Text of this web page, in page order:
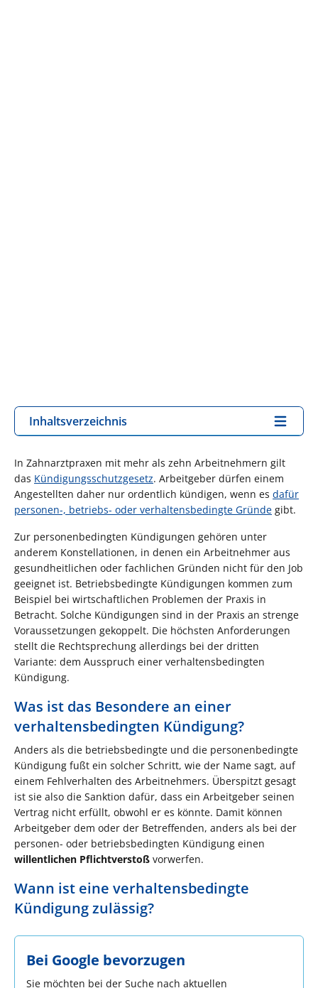
Inhaltsverzeichnis
In Zahnarztpraxen mit mehr als zehn Arbeitnehmern gilt
das Kündigungsschutzgesetz. Arbeitgeber dürfen einem
Angestellten daher nur ordentlich kündigen, wenn es dafür
personen-, betriebs- oder verhaltensbedingte Gründe gibt.
Zur personenbedingten Kündigungen gehören unter
anderem Konstellationen, in denen ein Arbeitnehmer aus
gesundheitlichen oder fachlichen Gründen nicht für den Job
geeignet ist. Betriebsbedingte Kündigungen kommen zum
Beispiel bei wirtschaftlichen Problemen der Praxis in
Betracht. Solche Kündigungen sind in der Praxis an strenge
Voraussetzungen gekoppelt. Die höchsten Anforderungen
stellt die Rechtsprechung allerdings bei der dritten
Variante: dem Ausspruch einer verhaltensbedingten
Kündigung.
Was ist das Besondere an einer
verhaltensbedingten Kündigung?
Anders als die betriebsbedingte und die personenbedingte
Kündigung fußt ein solcher Schritt, wie der Name sagt, auf
einem Fehlverhalten des Arbeitnehmers. Überspitzt gesagt
ist sie also die Sanktion dafür, dass ein Arbeitgeber seinen
Vertrag nicht erfüllt, obwohl er es könnte. Damit können
Arbeitgeber dem oder der Betreffenden, anders als bei der
personen- oder betriebsbedingten Kündigung einen
willentlichen Pflichtverstoß vorwerfen.
Wann ist eine verhaltensbedingte
Kündigung zulässig?
Bei Google bevorzugen
Sie möchten bei der Suche nach aktuellen